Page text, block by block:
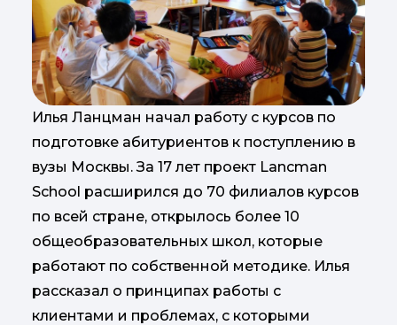
Илья Ланцман начал работу с курсов по
подготовке абитуриентов к поступлению в
вузы Москвы. За 17 лет проект Lancman
School расширился до 70 филиалов курсов
по всей стране, открылось более 10
общеобразовательных школ, которые
работают по собственной методике. Илья
рассказал о принципах работы с
клиентами и проблемах, с которыми